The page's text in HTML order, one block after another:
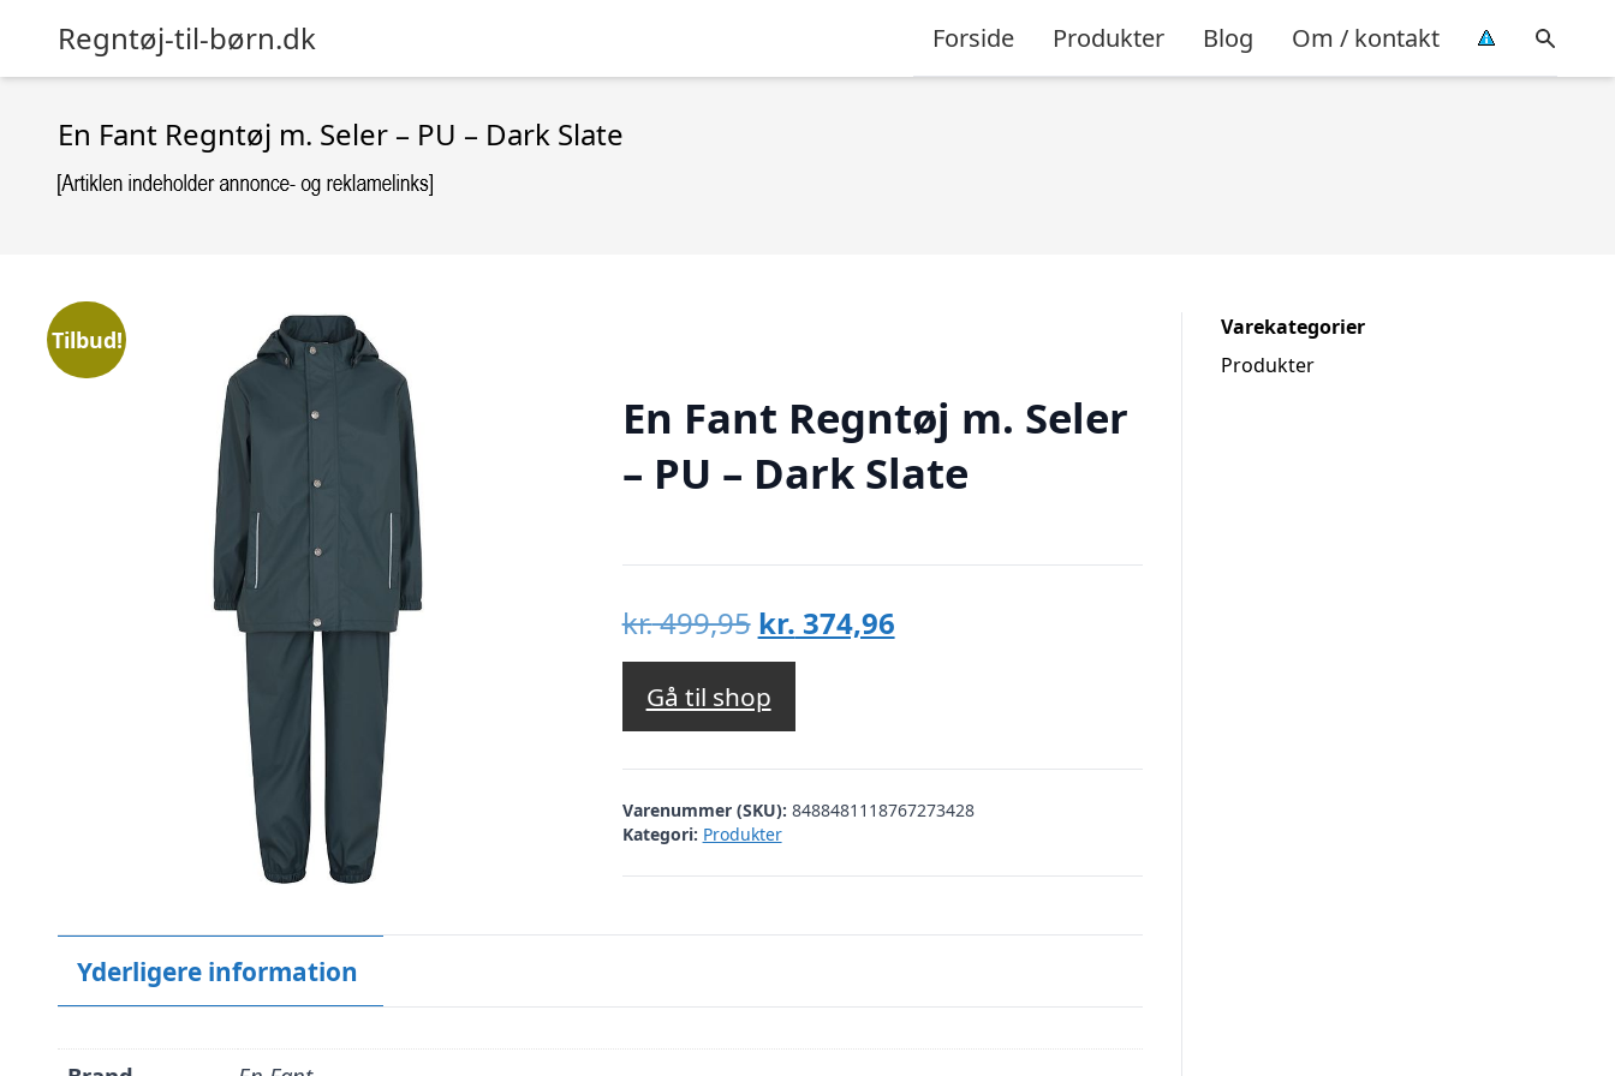
Regntøj-til-børn.dk Forside Produkter Blog Om / kontakt
En Fant Regntøj m. Seler – PU – Dark Slate
Tilbud!
En Fant Regntøj m. Seler
– PU – Dark Slate
kr.499,95 Den
oprindelige
pris
var:
kr. 499,95.
kr. 374,96Den
kr. 374,96.
Gå til shop
Varenummer (SKU): 8488481118767273428
Kategori: Produkter
Yderligere information
Varekategorier
Produkter